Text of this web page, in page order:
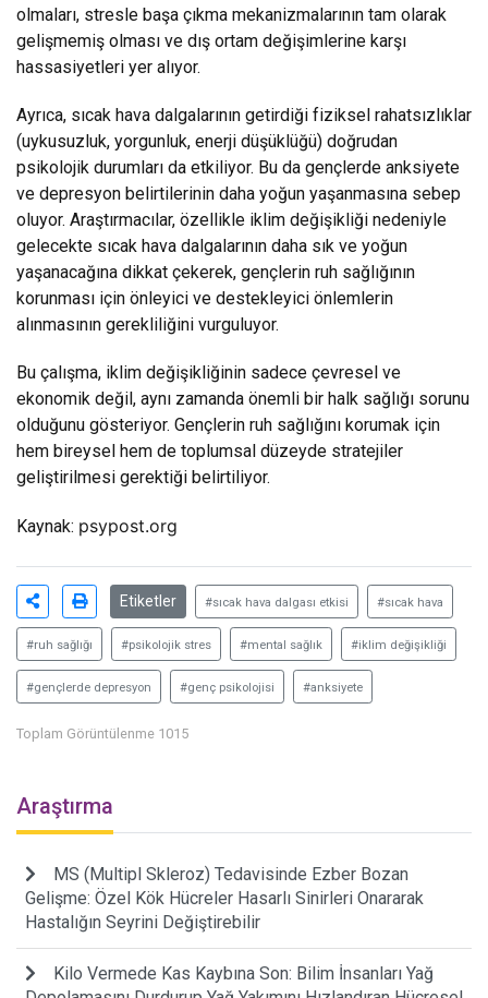
olmaları, stresle başa çıkma mekanizmalarının tam olarak
gelişmemiş olması ve dış ortam değişimlerine karşı
hassasiyetleri yer alıyor.
Ayrıca, sıcak hava dalgalarının getirdiği fiziksel rahatsızlıklar
(uykusuzluk, yorgunluk, enerji düşüklüğü) doğrudan
psikolojik durumları da etkiliyor. Bu da gençlerde anksiyete
ve depresyon belirtilerinin daha yoğun yaşanmasına sebep
oluyor. Araştırmacılar, özellikle iklim değişikliği nedeniyle
gelecekte sıcak hava dalgalarının daha sık ve yoğun
yaşanacağına dikkat çekerek, gençlerin ruh sağlığının
korunması için önleyici ve destekleyici önlemlerin
alınmasının gerekliliğini vurguluyor.
Bu çalışma, iklim değişikliğinin sadece çevresel ve
ekonomik değil, aynı zamanda önemli bir halk sağlığı sorunu
olduğunu gösteriyor. Gençlerin ruh sağlığını korumak için
hem bireysel hem de toplumsal düzeyde stratejiler
geliştirilmesi gerektiği belirtiliyor.
Kaynak: psypost.org
Etiketler #sıcak hava dalgası etkisi #sıcak hava
#ruh sağlığı #psikolojik stres #mental sağlık #iklim değişikliği
#gençlerde depresyon #genç psikolojisi #anksiyete
Toplam Görüntülenme 1015
Araştırma
MS (Multipl Skleroz) Tedavisinde Ezber Bozan
Gelişme: Özel Kök Hücreler Hasarlı Sinirleri Onararak
Hastalığın Seyrini Değiştirebilir
Kilo Vermede Kas Kaybına Son: Bilim İnsanları Yağ